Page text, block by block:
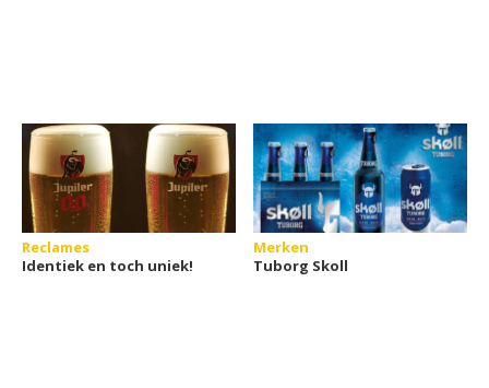
Reclames
Identiek en toch uniek!
Merken
Tuborg Skoll